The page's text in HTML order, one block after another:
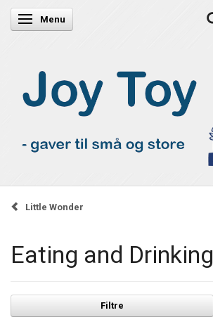
Skifte navigation
Menu
Little Wonder
Eating and Drinking
Filtre